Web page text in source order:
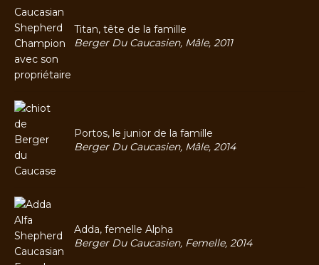
Titan, tête de la famille
Berger Du Caucasien, Mâle, 2011
Portos, le junior de la famille
Berger Du Caucasien, Mâle, 2014
Adda, femelle Alpha
Berger Du Caucasien, Femelle, 2014